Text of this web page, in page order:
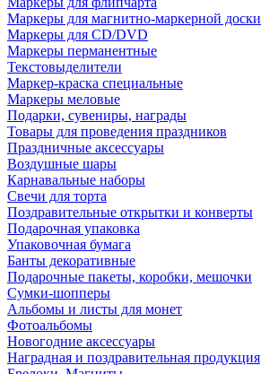
Маркеры для магнитно-маркерной доски
Маркеры для CD/DVD
Маркеры перманентные
Текстовыделители
Маркер-краска специальные
Маркеры меловые
Подарки, сувениры, награды
Товары для проведения праздников
Праздничные аксессуары
Воздушные шары
Карнавальные наборы
Свечи для торта
Поздравительные открытки и конверты
Подарочная упаковка
Упаковочная бумага
Банты декоративные
Подарочные пакеты, коробки, мешочки
Сумки-шопперы
Альбомы и листы для монет
Фотоальбомы
Новогодние аксессуары
Наградная и поздравительная продукция